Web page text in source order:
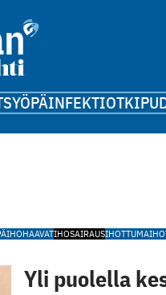
SYÖPÄINFEKTIOTKIPU
IHOHAAVATIHOSAIRAUSIHOTTUMA
Yli puolella